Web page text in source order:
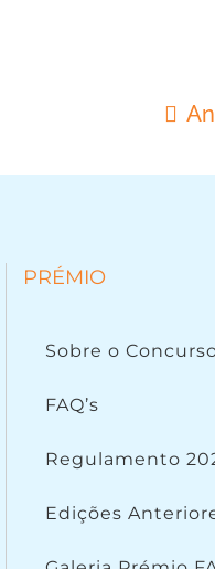
PRÉMIO
Sobre o
FAQ’s
Regulamento
Edições